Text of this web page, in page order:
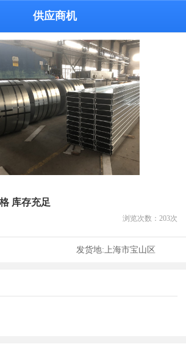
供应商机
库存充足
浏览次数： 203次
发货地:上海市宝山区